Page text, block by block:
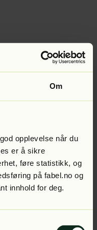
Om
opplevelse når du
er å sikre
føre statistikk, og
på fabel.no og
innhold for deg.